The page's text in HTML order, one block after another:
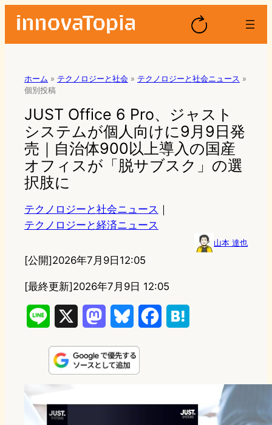
ホーム » テクノロジーと社会 » テクノロジーと社会ニュース »
個別投稿
JUST Office 6 Pro、ジャスト
システムが個人向けに9月9日発
売｜自治体900以上導入の国産
オフィスが「脱サブスク」の選
択肢に
テクノロジーと社会ニュース ｜
テクノロジーと経済ニュース
山本 達也
[公開]2026年7月9日12:05
[最終更新]2026年7月9日 12:05
n
e
s
o
u
s
b
n